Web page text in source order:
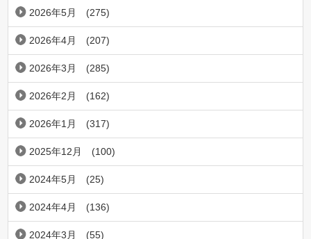
2026年5月 (275)
2026年4月 (207)
2026年3月 (285)
2026年2月 (162)
2026年1月 (317)
2025年12月 (100)
2024年5月 (25)
2024年4月 (136)
2024年3月 (55)